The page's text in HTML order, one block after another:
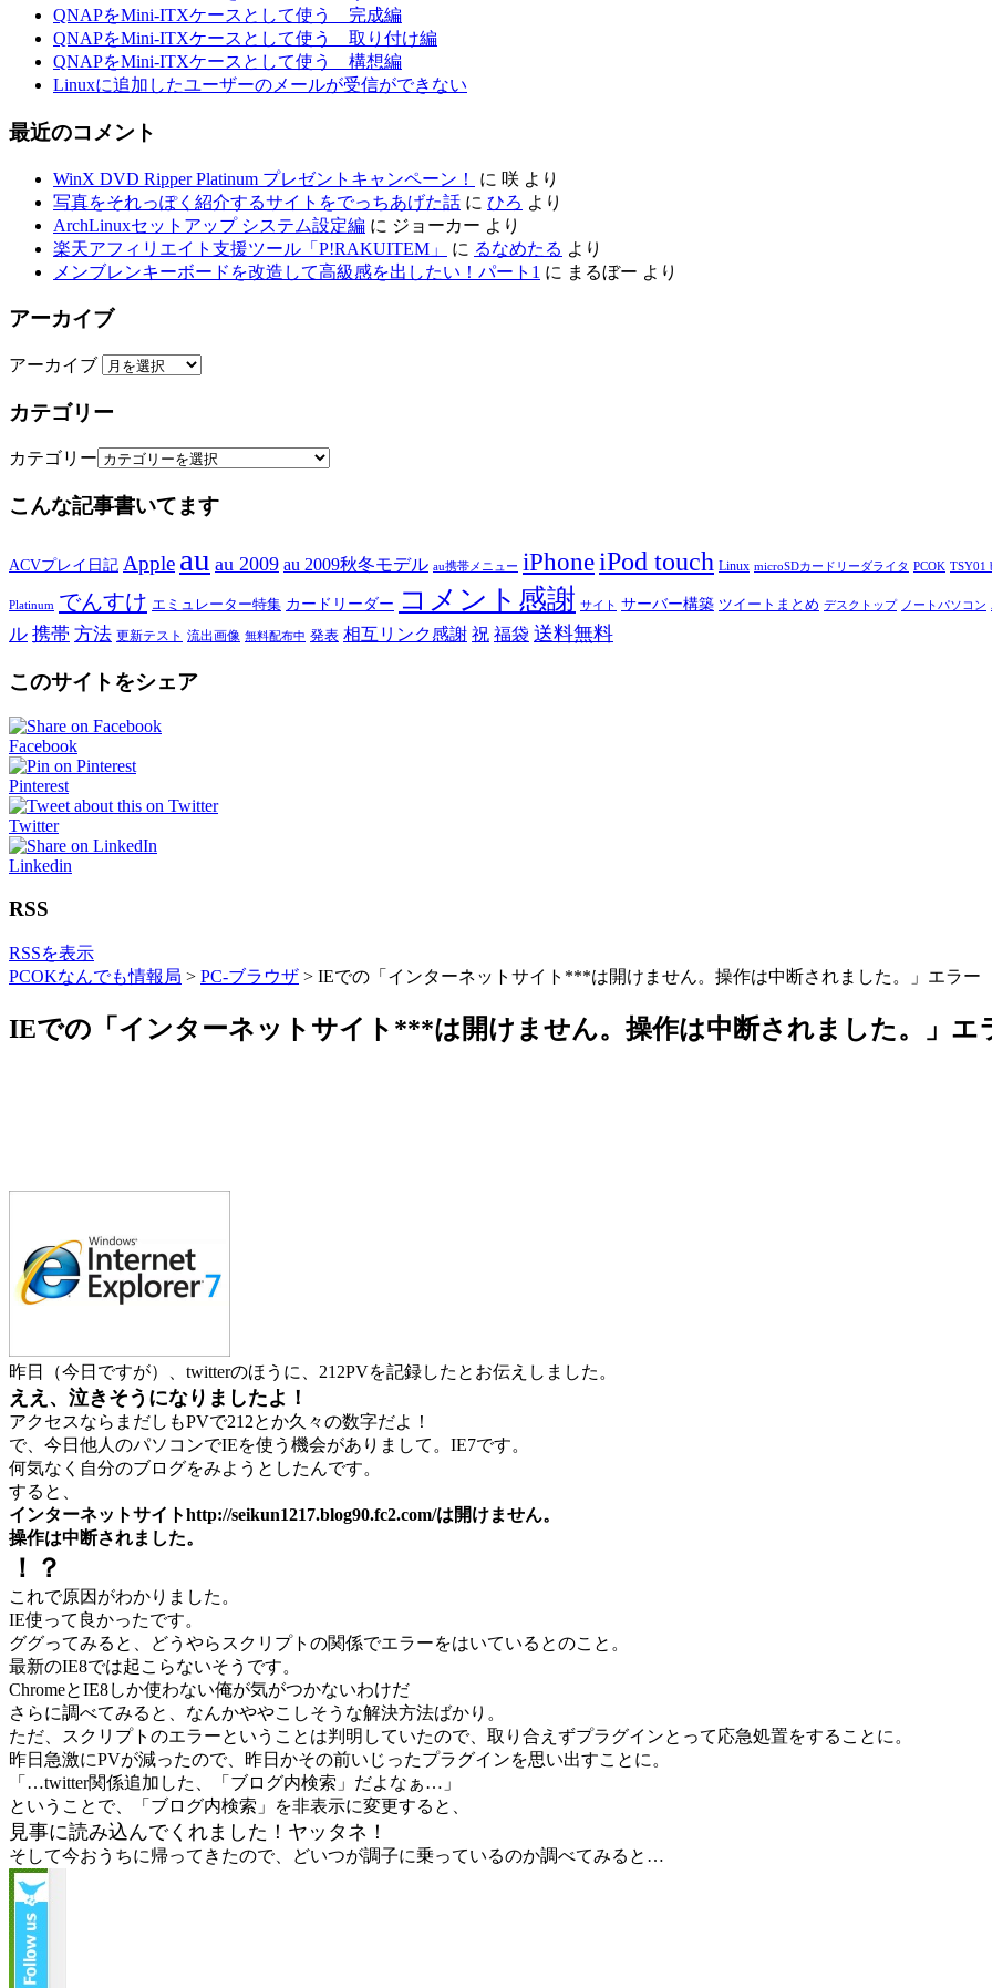
QNAPをMini-ITXケースとして使う 完成編
QNAPをMini-ITXケースとして使う 取り付け編
QNAPをMini-ITXケースとして使う 構想編
Linuxに追加したユーザーのメールが受信ができない
最近のコメント
WinX DVD Ripper Platinum プレゼントキャンペーン！ に 咲 より
写真をそれっぽく紹介するサイトをでっちあげた話 に ひろ より
ArchLinuxセットアップ システム設定編 に ジョーカー より
楽天アフィリエイト支援ツール「P!RAKUITEM」
に るなめたる より
メンブレンキーボードを改造して高級感を出したい！パート1 に まるぼー より
アーカイブ
アーカイブ
カテゴリー
カテゴリー
こんな記事書いてます
ACVプレイ日記 Apple au au 2009 au 2009秋冬モデル au携帯メニュー iPhoneiPod touch Linux microSDカードリーダライタ PCOK TSY01
Platinum でんすけ エミュレーター特集 カードリーダー コメント感謝 サイト サーバー構築 ツイートまとめ デスクトップ ノートパソコン
ル 携帯 方法 更新テスト 流出画像 無料配布中 発表 相互リンク感謝 祝 福袋 送料無料
このサイトをシェア
Facebook
Pinterest
Twitter
Linkedin
RSS
RSSを表示
PCOKなんでも情報局 > PC-ブラウザ > IEでの「インターネットサイト***は開けません。操作は中断されました。」エラー
IEでの「インターネットサイト***は開けません。操作は中断されました。」エ
昨日（今日ですが）、twitterのほうに、212PVを記録したとお伝えしました。
ええ、泣きそうになりましたよ！
アクセスならまだしもPVで212とか久々の数字だよ！
で、今日他人のパソコンでIEを使う機会がありまして。IE7です。
何気なく自分のブログをみようとしたんです。
すると、
インターネットサイトhttp://seikun1217.blog90.fc2.com/は開けません。
操作は中断されました。
！？
これで原因がわかりました。
IE使って良かったです。
ググってみると、どうやらスクリプトの関係でエラーをはいているとのこと。
最新のIE8では起こらないそうです。
ChromeとIE8しか使わない俺が気がつかないわけだ
さらに調べてみると、なんかややこしそうな解決方法ばかり。
ただ、スクリプトのエラーということは判明していたので、取り合えずプラグインとって応急処置をすることに。
昨日急激にPVが減ったので、昨日かその前いじったプラグインを思い出すことに。
「…twitter関係追加した、「ブログ内検索」だよなぁ…」
ということで、「ブログ内検索」を非表示に変更すると、
見事に読み込んでくれました！ヤッタネ！
そして今おうちに帰ってきたので、どいつが調子に乗っているのか調べてみると…